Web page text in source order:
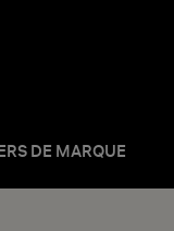
DE MARQUE